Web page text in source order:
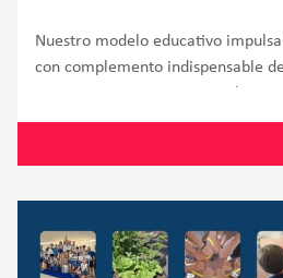
Nuestro modelo educativo
con complemento indispensable
de la promoción número 58 del
situado en Villanueva de la